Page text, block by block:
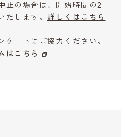
止の場合は、開始時間の2
たします。 詳しくはこちら
ケートにご協力ください。
はこちら